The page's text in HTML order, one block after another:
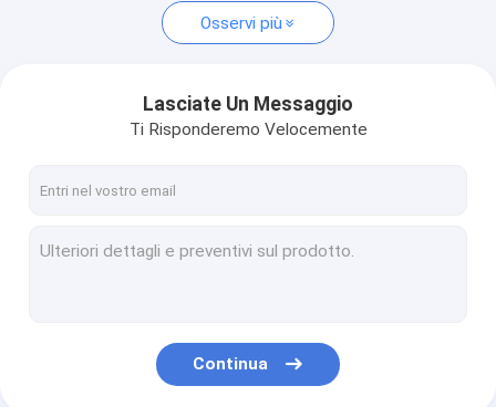
Osservi più
Lasciate Un Messaggio
Ti Risponderemo Velocemente
Continua